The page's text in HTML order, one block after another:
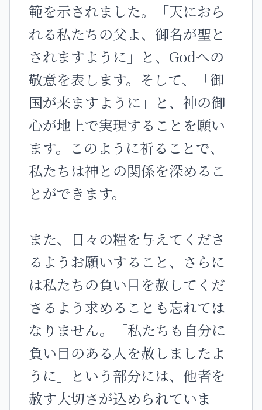
範を示されました。「天におら
れる私たちの父よ、御名が聖と
されますように」と、Godへの
敬意を表します。そして、「御
国が来ますように」と、神の御
心が地上で実現することを願い
ます。このように祈ることで、
私たちは神との関係を深めるこ
とができます。
また、日々の糧を与えてくださ
るようお願いすること、さらに
は私たちの負い目を赦してくだ
さるよう求めることも忘れては
なりません。「私たちも自分に
負い目のある人を赦しましたよ
うに」という部分には、他者を
赦す大切さが込められていま